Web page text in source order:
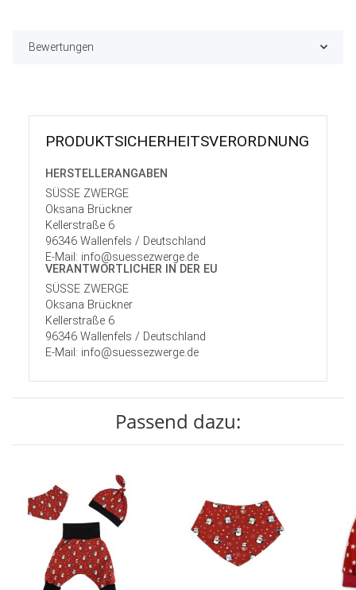
Bewertungen
PRODUKT­SICHER­HEITS­VER­ORD­NUNG
HERSTELLER­ANGABEN
SÜSSE ZWERGE
Oksana Brückner
Kellerstraße 6
96346 Wallenfels / Deutschland
E-Mail: info@suessezwerge.de
VERANTWORT­LICHER IN DER EU
SÜSSE ZWERGE
Oksana Brückner
Kellerstraße 6
96346 Wallenfels / Deutschland
E-Mail: info@suessezwerge.de
Passend dazu: